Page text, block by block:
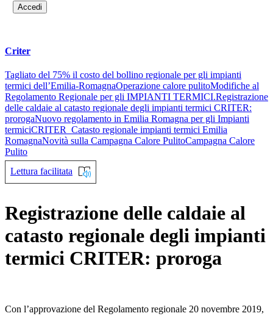
Accedi
Criter
Tagliato del 75% il costo del bollino regionale per gli impianti
termici dell’Emilia-RomagnaOperazione calore pulitoModifiche al
Regolamento Regionale per gli IMPIANTI TERMICI.Registrazione
delle caldaie al catasto regionale degli impianti termici CRITER:
prorogaNuovo regolamento in Emilia Romagna per gli Impianti
termiciCRITER_Catasto regionale impianti termici Emilia
RomagnaNovità sulla Campagna Calore PulitoCampagna Calore
Pulito
Lettura facilitata
Registrazione delle caldaie al
catasto regionale degli impianti
termici CRITER: proroga
Con l’approvazione del Regolamento regionale 20 novembre 2019,